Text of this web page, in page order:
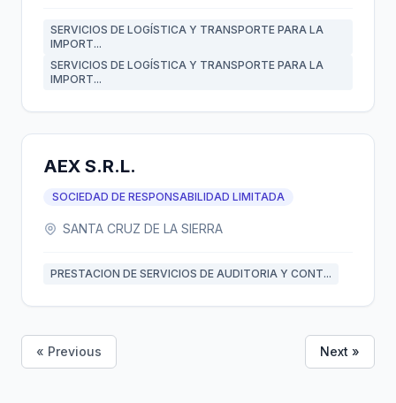
SERVICIOS DE LOGÍSTICA Y TRANSPORTE PARA LA
IMPORT...
SERVICIOS DE LOGÍSTICA Y TRANSPORTE PARA LA
IMPORT...
AEX S.R.L.
SOCIEDAD DE RESPONSABILIDAD LIMITADA
SANTA CRUZ DE LA SIERRA
PRESTACION DE SERVICIOS DE AUDITORIA Y CONT...
« Previous Next »